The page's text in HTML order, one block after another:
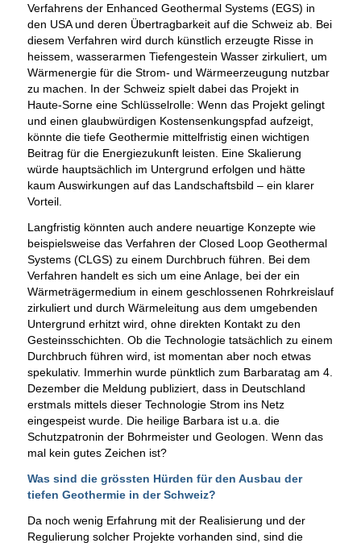
Verfahrens der Enhanced Geothermal Systems (EGS) in
den USA und deren Übertragbarkeit auf die Schweiz ab. Bei
diesem Verfahren wird durch künstlich erzeugte Risse in
heissem, wasserarmen Tiefengestein Wasser zirkuliert, um
Wärmenergie für die Strom- und Wärmeerzeugung nutzbar
zu machen. In der Schweiz spielt dabei das Projekt in
Haute-Sorne eine Schlüsselrolle: Wenn das Projekt gelingt
und einen glaubwürdigen Kostensenkungspfad aufzeigt,
könnte die tiefe Geothermie mittelfristig einen wichtigen
Beitrag für die Energiezukunft leisten. Eine Skalierung
würde hauptsächlich im Untergrund erfolgen und hätte
kaum Auswirkungen auf das Landschaftsbild – ein klarer
Vorteil.
Langfristig könnten auch andere neuartige Konzepte wie
beispielsweise das Verfahren der Closed Loop Geothermal
Systems (CLGS) zu einem Durchbruch führen. Bei dem
Verfahren handelt es sich um eine Anlage, bei der ein
Wärmeträgermedium in einem geschlossenen Rohrkreislauf
zirkuliert und durch Wärmeleitung aus dem umgebenden
Untergrund erhitzt wird, ohne direkten Kontakt zu den
Gesteinsschichten. Ob die Technologie tatsächlich zu einem
Durchbruch führen wird, ist momentan aber noch etwas
spekulativ. Immerhin wurde pünktlich zum Barbaratag am 4.
Dezember die Meldung publiziert, dass in Deutschland
erstmals mittels dieser Technologie Strom ins Netz
eingespeist wurde. Die heilige Barbara ist u.a. die
Schutzpatronin der Bohrmeister und Geologen. Wenn das
mal kein gutes Zeichen ist?
Was sind die grössten Hürden für den Ausbau der
tiefen Geothermie in der Schweiz?
Da noch wenig Erfahrung mit der Realisierung und der
Regulierung solcher Projekte vorhanden sind, sind die